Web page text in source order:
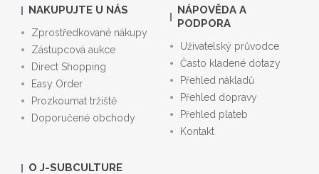
NAKUPUJTE U NÁS
Zprostředkované nákupy
Zástupcová aukce
Direct Shopping
Easy Order
Prozkoumat tržiště
Doporučené obchody
NÁPOVĚDA A
PODPORA
Uživatelský průvodce
Často kladené dotazy
Přehled nákladů
Přehled dopravy
Přehled plateb
Kontakt
O J-SUBCULTURE